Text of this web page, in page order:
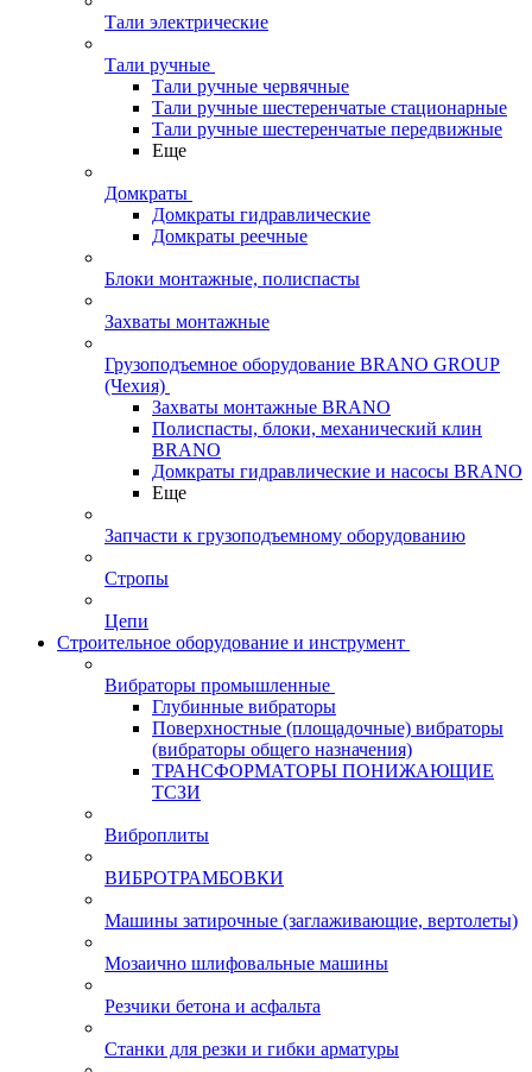
Тали электрические
Тали ручные
Тали ручные червячные
Тали ручные шестеренчатые стационарные
Тали ручные шестеренчатые передвижные
Еще
Домкраты
Домкраты гидравлические
Домкраты реечные
Блоки монтажные, полиспасты
Захваты монтажные
Грузоподъемное оборудование BRANO GROUP
(Чехия)
Захваты монтажные BRANO
Полиспасты, блоки, механический клин
BRANO
Домкраты гидравлические и насосы BRANO
Еще
Запчасти к грузоподъемному оборудованию
Стропы
Цепи
Строительное оборудование и инструмент
Вибраторы промышленные
Глубинные вибраторы
Поверхностные (площадочные) вибраторы
(вибраторы общего назначения)
ТРАНСФОРМАТОРЫ ПОНИЖАЮЩИЕ
ТСЗИ
Виброплиты
ВИБРОТРАМБОВКИ
Машины затирочные (заглаживающие, вертолеты)
Мозаично шлифовальные машины
Резчики бетона и асфальта
Станки для резки и гибки арматуры